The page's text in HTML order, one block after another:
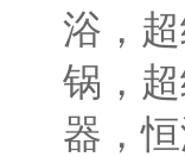
浴，
锅，
器，